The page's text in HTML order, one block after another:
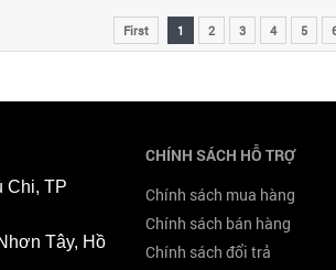
First 1 2 3 4 5
Chi, TP
Tây, Hồ
CHÍNH SÁCH HỖ TRỢ
Chính sách mua hàng
Chính sách bán hàng
Chính sách đổi trả